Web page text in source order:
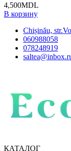
4,500MDL
В корзину
Chișinău,
060988058
078248919
КАТАЛОГ